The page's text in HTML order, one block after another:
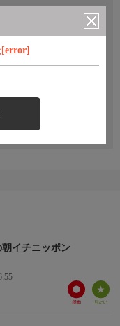
[error]
プリ視聴
イチニッポン